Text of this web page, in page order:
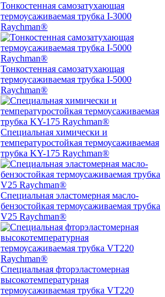
Тонкостенная самозатухающая
термоусаживаемая трубка I-3000
Raychman®
Тонкостенная самозатухающая
термоусаживаемая трубка I-5000
Raychman®
Специальная химически и
температуростойкая термоусаживаемая
трубка KY-175 Raychman®
Специальная эластомерная масло-
бензостойкая термоусаживаемая трубка
V25 Raychman®
Специальная фторэластомерная
высокотемпературная
термоусаживаемая трубка VT220